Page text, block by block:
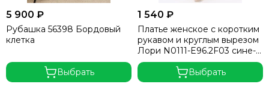
5 900 ₽
Рубашка 56398 Бордовый
клетка
Выбрать
1 540 ₽
Платье женское с коротким
рукавом и круглым вырезом
Лори N0111-E96.2F03 сине-
голубое
Выбрать